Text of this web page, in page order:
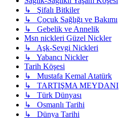
↳ Şifalı Bitkiler
↳ Çocuk Sağlığı ve Bakımı
↳ Gebelik ve Annelik
Msn nickleri Güzel Nickler
↳ Aşk-Sevgi Nickleri
↳ Yabancı Nickler
Tarih Köşesi
↳ Mustafa Kemal Atatürk
↳ TARTIŞMA MEYDANI
↳ Türk Dünyası
↳ Osmanlı Tarihi
↳ Dünya Tarihi